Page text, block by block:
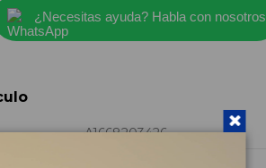
¿Necesitas ayuda? Habla con nosotros
A1668203426